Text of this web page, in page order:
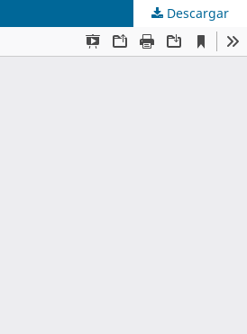
Descargar